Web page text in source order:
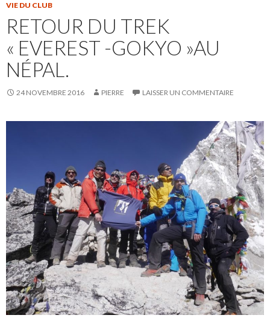
VIE DU CLUB
RETOUR DU TREK
« EVEREST -GOKYO »AU
NÉPAL.
24 NOVEMBRE 2016 PIERRE LAISSER UN COMMENTAIRE